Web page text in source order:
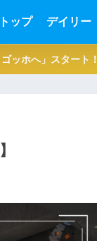
トップ デイリー
ッホへ」スタート！